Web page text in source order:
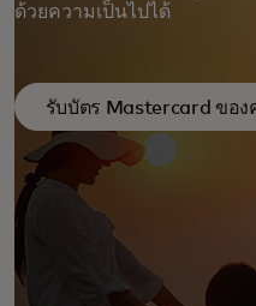
ด้วยความเป็นไปได้ ‎
รับบัตร Mastercard ขอ